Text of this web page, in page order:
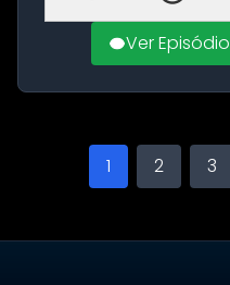
Ver Episódio
1 2 3